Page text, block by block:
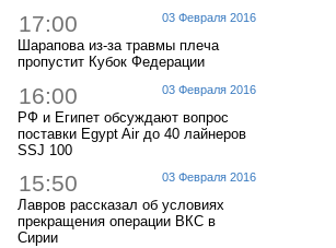
03 Февраля 2016
17:00
Шарапова из-за травмы плеча
пропустит Кубок Федерации
03 Февраля 2016
16:00
РФ и Египет обсуждают вопрос
поставки Egypt Air до 40 лайнеров
SSJ 100
03 Февраля 2016
15:50
Лавров рассказал об условиях
прекращения операции ВКС в
Сирии